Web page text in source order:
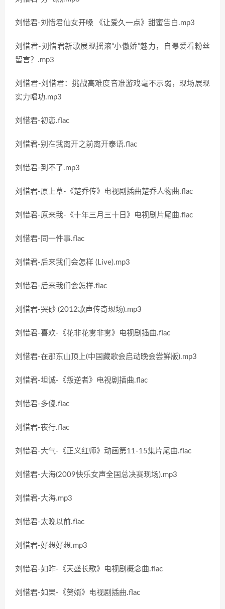
刘惜君-刘惜君仙女开嗓 《让爱久一点》甜蜜告白.mp3
刘惜君-刘惜君新歌展现摇滚“小傲娇”魅力，自曝爱看粉丝
留言？.mp3
刘惜君-刘惜君：挑战高难度音准游戏毫不示弱，现场展现
实力唱功.mp3
刘惜君-初恋.flac
刘惜君-别在我离开之前离开泰语.flac
刘惜君-到不了.mp3
刘惜君-原上草-《楚乔传》电视剧插曲楚乔人物曲.flac
刘惜君-原来我-《十年三月三十日》电视剧片尾曲.flac
刘惜君-同一件事.flac
刘惜君-后来我们会怎样 (Live).mp3
刘惜君-后来我们会怎样.flac
刘惜君-哭砂 (2012歌声传奇现场).mp3
刘惜君-喜欢-《花非花雾非雾》电视剧插曲.flac
刘惜君-在那东山顶上(中国藏歌会启动晚会尝鲜版).mp3
刘惜君-坦诚-《叛逆者》电视剧插曲.flac
刘惜君-多傻.flac
刘惜君-夜行.flac
刘惜君-大气-《正义红师》动画第11-15集片尾曲.flac
刘惜君-大海(2009快乐女声全国总决赛现场).mp3
刘惜君-大海.mp3
刘惜君-太晚以前.flac
刘惜君-好想好想.mp3
刘惜君-如昨-《天盛长歌》电视剧概念曲.flac
刘惜君-如果-《赘婿》电视剧插曲.flac